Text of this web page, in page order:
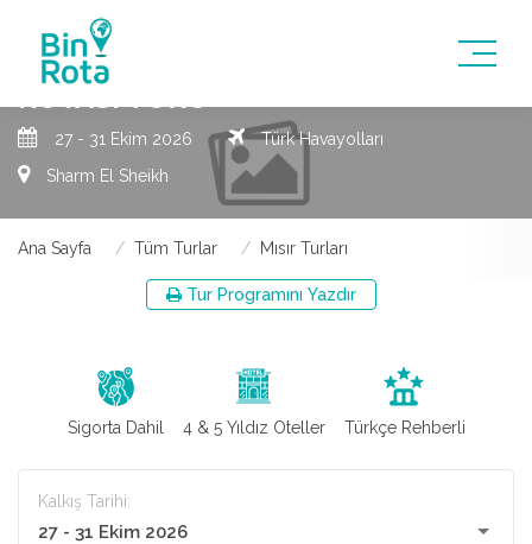
SHARM EL SHEIKH KIZILDENIZ
ROTASI TURU
27 - 31 Ekim 2026
Türk Havayolları
Sharm El Sheikh
Ana Sayfa Tüm Turlar Mısır Turları
Tur Programını Yazdır
Sigorta Dahil 4 & 5 Yıldız Oteller Türkçe Rehberli
Kalkış Tarihi:
27 - 31 Ekim 2026